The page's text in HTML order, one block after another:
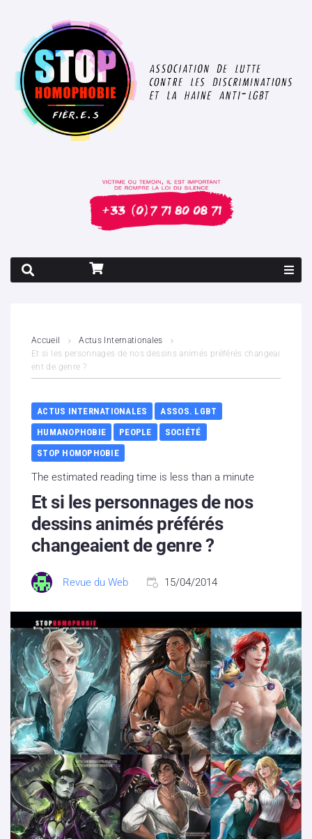
Contenus litigieux
Nous soutenir
Boutique
Partenaires
Contacts
Hébergement solidaire
Accueil
Actus Internationales
Et si les personnages de nos dessins animés préférés changeai
ent de genre ?
ACTUS INTERNATIONALES
ASSOS. LGBT
HUMANOPHOBIE
PEOPLE
SOCIÉTÉ
STOP HOMOPHOBIE
The estimated reading time is less than a minute
Et si les personnages de nos
dessins animés préférés
changeaient de genre ?
Revue du Web 15/04/2014